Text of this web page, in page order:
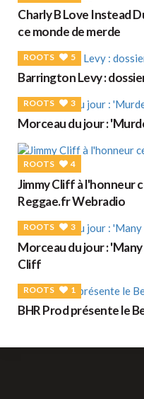
Charly B Love Instead
ce monde de merde
ROOTS 5
Barrington Levy :
ROOTS 3
Morceau du jour :
ROOTS 4
Jimmy Cliff à l'honneur
Reggae.fr Webradio
ROOTS 3
Morceau du jour :
Cliff
ROOTS 1
BHR Prod présente le